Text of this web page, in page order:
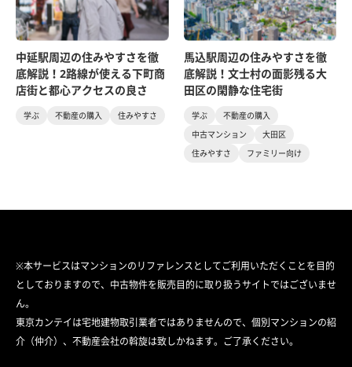
中延駅周辺の住みやすさを徹
底解説！2路線が使える下町商
店街と都心アクセスの良さ
学ぶ 不動産の購入 住みやすさ
馬込駅周辺の住みやすさを徹
底解説！文士村の面影残る大
田区の閑静な住宅街
学ぶ
不動産の購入
中古マンション
大田区
住みやすさ
ファミリー向け
※本サービスはマンションのリファレンスとしてご利用いただくことを目的
としておりますので、中古物件を販売目的に取り扱うサイトではございませ
ん。
東京カンテイは宅地建物取引業者ではありませんので、個別マンションの紹
介（仲介）、不動産会社の斡旋は致しかねます。ご了承ください。